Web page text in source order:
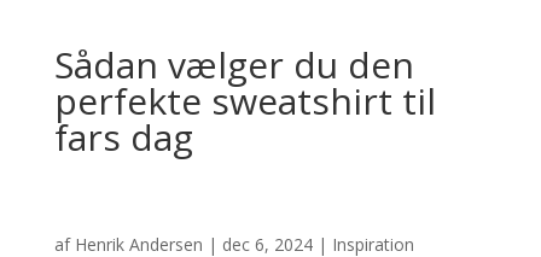
Sådan vælger du den
perfekte sweatshirt til
fars dag
af Henrik Andersen | dec 6, 2024| Inspiration